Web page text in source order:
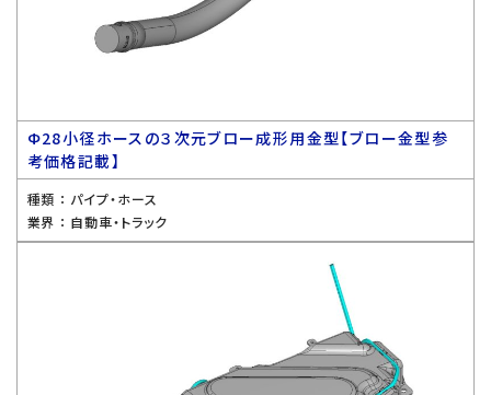
Ф28小径ホースの３次元ブロー成形用金型【ブロー金型参
考価格記載】
種類 ： パイプ・ホース
業界 ： 自動車・トラック